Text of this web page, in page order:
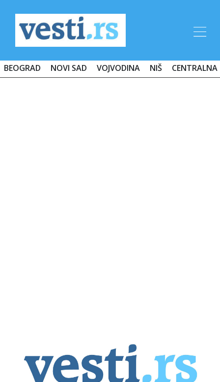
BEOGRAD NOVI SAD VOJVODINA NIŠ CENTRALNA